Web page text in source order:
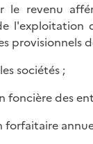
le revenu
l'exploitation
provisionnels
sociétés ;
foncière des
forfaitaire